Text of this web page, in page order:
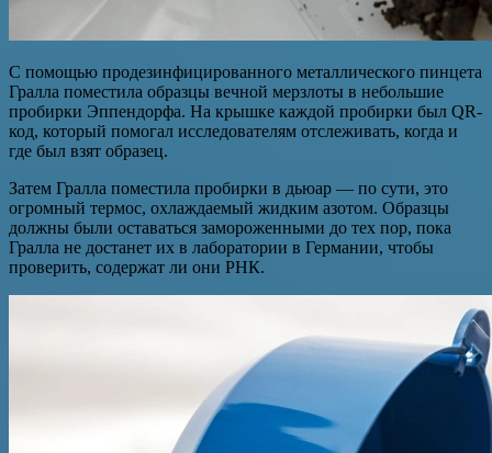
С помощью продезинфицированного металлического пинцета
Гралла поместила образцы вечной мерзлоты в небольшие
пробирки Эппендорфа. На крышке каждой пробирки был QR-
код, который помогал исследователям отслеживать, когда и
где был взят образец.
Затем Гралла поместила пробирки в дьюар — по сути, это
огромный термос, охлаждаемый жидким азотом. Образцы
должны были оставаться замороженными до тех пор, пока
Гралла не достанет их в лаборатории в Германии, чтобы
проверить, содержат ли они РНК.